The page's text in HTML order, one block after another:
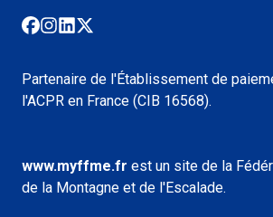
Partenaire de l'Établissement de
l'ACPR en France (CIB 16568).
www.myffme.fr est un site de la
de la Montagne et de l'Escalade.